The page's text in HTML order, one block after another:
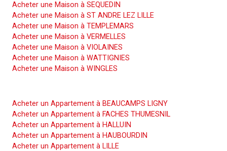
Acheter une Maison à SEQUEDIN
Acheter une Maison à ST ANDRE LEZ LILLE
Acheter une Maison à TEMPLEMARS
Acheter une Maison à VERMELLES
Acheter une Maison à VIOLAINES
Acheter une Maison à WATTIGNIES
Acheter une Maison à WINGLES
Acheter un Appartement à BEAUCAMPS LIGNY
Acheter un Appartement à FACHES THUMESNIL
Acheter un Appartement à HALLUIN
Acheter un Appartement à HAUBOURDIN
Acheter un Appartement à LILLE